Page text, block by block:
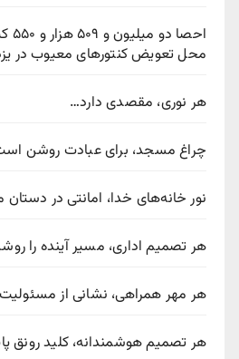
محل تعویض کنتورهای معیوب در
هر نوری، مقصدی دارد…
چراغ مسجد، برای عبادت روشن
نور خانه‌های خدا، امانتی در
هر تصمیم اداری، مسیر آینده را
هر مهر همراهی، نشانی از
هر تصمیم هوشمندانه، کلید رونق